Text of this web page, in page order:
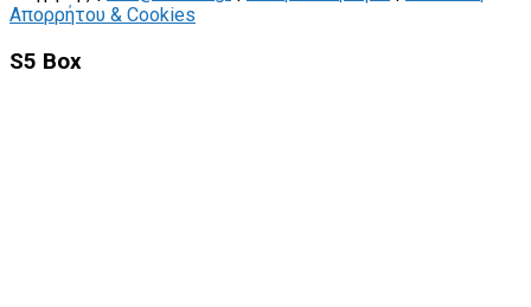
Απορρήτου & Cookies
S5 Box